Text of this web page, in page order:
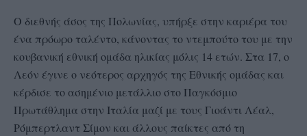
Ο διεθνής άσος της Πολωνίας, υπήρξε στην καριέρα του
ένα πρόωρο ταλέντο, κάνοντας το ντεμπούτο του με την
κουβανική εθνική ομάδα ηλικίας μόλις 14 ετών. Στα 17, ο
Λεόν έγινε ο νεότερος αρχηγός της Εθνικής ομάδας και
κέρδισε το ασημένιο μετάλλιο στο Παγκόσμιο
Πρωτάθλημα στην Ιταλία μαζί με τους Γιοάντι Λέαλ,
Ρόμπερτλαντ Σίμον και άλλους παίκτες από τη